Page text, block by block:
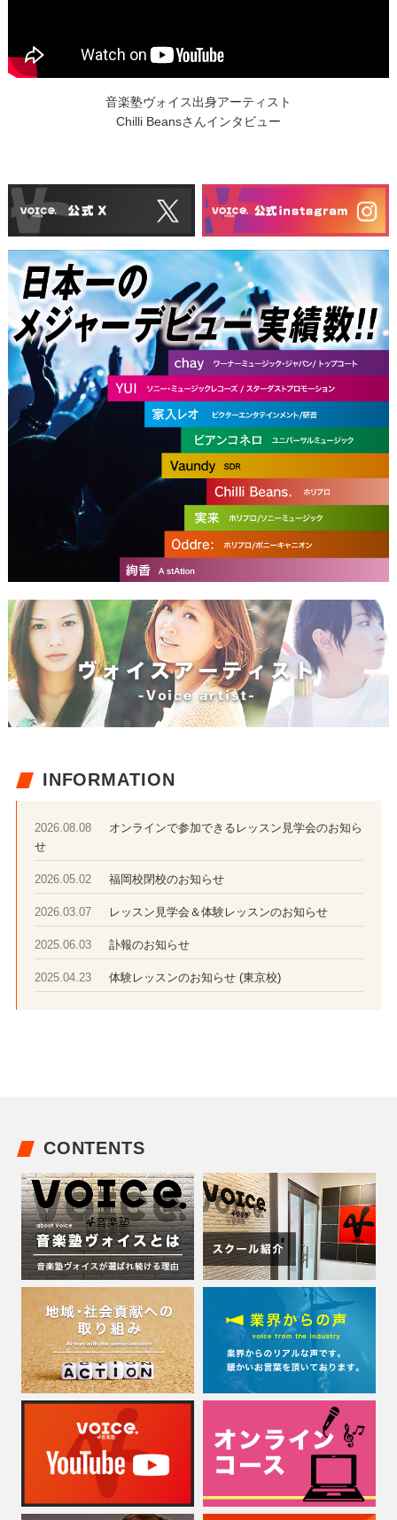
音楽塾ヴォイス出身アーティスト
Chilli Beansさんインタビュー
INFORMATION
2026.08.08
オンラインで参加できるレッスン見学会のお知ら
せ
2026.05.02 福岡校閉校のお知らせ
2026.03.07 レッスン見学会＆体験レッスンのお知らせ
2025.06.03 訃報のお知らせ
2025.04.23 体験レッスンのお知らせ (東京校)
CONTENTS